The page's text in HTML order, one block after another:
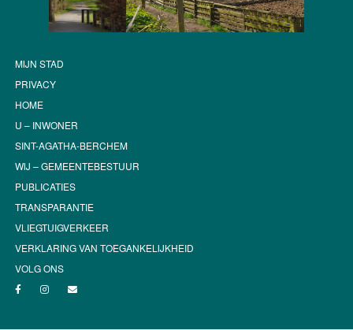
MIJN STAD
PRIVACY
HOME
U – INWONER
SINT-AGATHA-BERCHEM
WIJ – GEMEENTEBESTUUR
PUBLICATIES
TRANSPARANTIE
VLIEGTUIGVERKEER
VERKLARING VAN TOEGANKELIJKHEID
VOLG ONS